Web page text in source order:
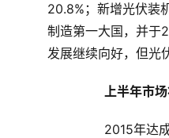
20.8% ；新增光伏装
制造第一大国，并于
发展继续向好，但光
上半年市
2015年达